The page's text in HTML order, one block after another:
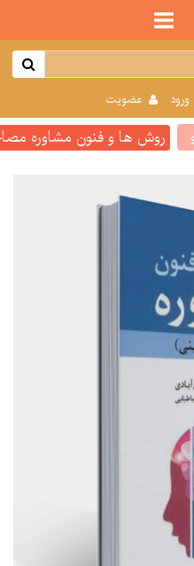
عضویت
روش ها و فنون مشاوره